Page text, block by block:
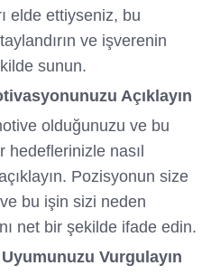
elde ettiyseniz, bu
ve işverenin
sunun.
Açıklayın
olduğunuzu ve bu
hedeflerinizle nasıl
Pozisyonun size
bu işin sizi neden
net bir şekilde ifade edin.
Vurgulayın